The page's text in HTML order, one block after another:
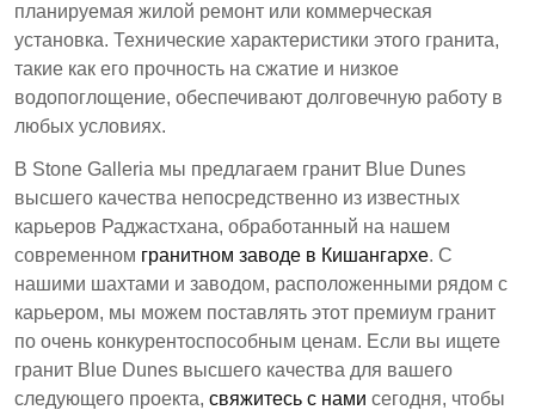
планируемая жилой ремонт или коммерческая
установка. Технические характеристики этого гранита,
такие как его прочность на сжатие и низкое
водопоглощение, обеспечивают долговечную работу в
любых условиях.
В Stone Galleria мы предлагаем гранит Blue Dunes
высшего качества непосредственно из известных
карьеров Раджастхана, обработанный на нашем
современном гранитном заводе в Кишангархе. С
нашими шахтами и заводом, расположенными рядом с
карьером, мы можем поставлять этот премиум гранит
по очень конкурентоспособным ценам. Если вы ищете
гранит Blue Dunes высшего качества для вашего
следующего проекта, свяжитесь с нами сегодня, чтобы